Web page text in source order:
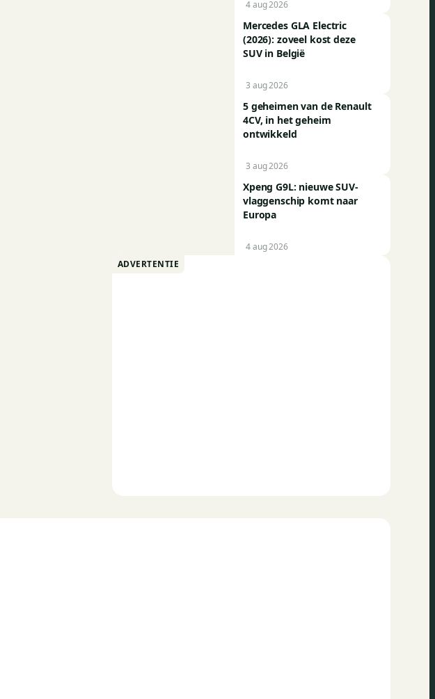
4 aug 2026
Mercedes GLA Electric
(2026): zoveel kost deze
SUV in België
3 aug 2026
5 geheimen van de Renault
4CV, in het geheim
ontwikkeld
3 aug 2026
Xpeng G9L: nieuwe SUV-
vlaggenschip komt naar
Europa
4 aug 2026
ADVERTENTIE